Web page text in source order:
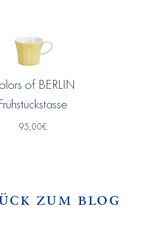
of BERLIN
Frühstückstasse
95,00€
zum Blog